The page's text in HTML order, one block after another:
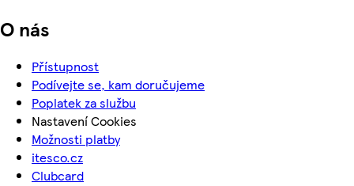
O nás
Přístupnost
Podívejte se, kam doručujeme
Poplatek za službu
Nastavení Cookies
Možnosti platby
itesco.cz
Clubcard